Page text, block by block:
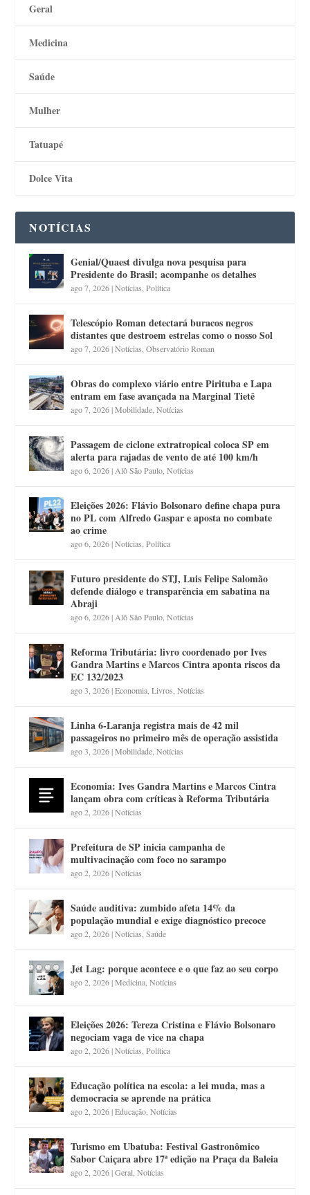
Geral
Medicina
Saúde
Mulher
Tatuapé
Dolce Vita
NOTÍCIAS
Genial/Quaest divulga nova pesquisa para
Presidente do Brasil; acompanhe os detalhes
ago 7, 2026|Notícias ,Política
Telescópio Roman detectará buracos negros
distantes que destroem estrelas como o nosso Sol
ago 7, 2026|Notícias ,Observatório Roman
Obras do complexo viário entre Pirituba e Lapa
entram em fase avançada na Marginal Tietê
ago 7, 2026|Mobilidade ,Notícias
Passagem de ciclone extratropical coloca SP em
alerta para rajadas de vento de até 100 km/h
ago 6, 2026| Alô São Paulo ,Notícias
Eleições 2026: Flávio Bolsonaro define chapa pura
no PL com Alfredo Gaspar e aposta no combate
ao crime
ago 6, 2026|Notícias ,Política
Futuro presidente do STJ, Luis Felipe Salomão
defende diálogo e transparência em sabatina na
Abraji
ago 6, 2026| Alô São Paulo ,Notícias
Reforma Tributária: livro coordenado por Ives
Gandra Martins e Marcos Cintra aponta riscos da
EC 132/2023
ago 3, 2026|Economia ,Livros ,Notícias
Linha 6-Laranja registra mais de 42 mil
passageiros no primeiro mês de operação assistida
ago 3, 2026|Mobilidade ,Notícias
Economia: Ives Gandra Martins e Marcos Cintra
lançam obra com críticas à Reforma Tributária
ago 2, 2026|Notícias
Prefeitura de SP inicia campanha de
multivacinação com foco no sarampo
ago 2, 2026|Notícias
Saúde auditiva: zumbido afeta 14% da
população mundial e exige diagnóstico precoce
ago 2, 2026|Notícias ,Saúde
Jet Lag: porque acontece e o que faz ao seu corpo
ago 2, 2026|Medicina ,Notícias
Eleições 2026: Tereza Cristina e Flávio Bolsonaro
negociam vaga de vice na chapa
ago 2, 2026|Notícias ,Política
Educação política na escola: a lei muda, mas a
democracia se aprende na prática
ago 2, 2026|Educação ,Notícias
Turismo em Ubatuba: Festival Gastronômico
Sabor Caiçara abre 17ª edição na Praça da Baleia
ago 2, 2026|Geral ,Notícias